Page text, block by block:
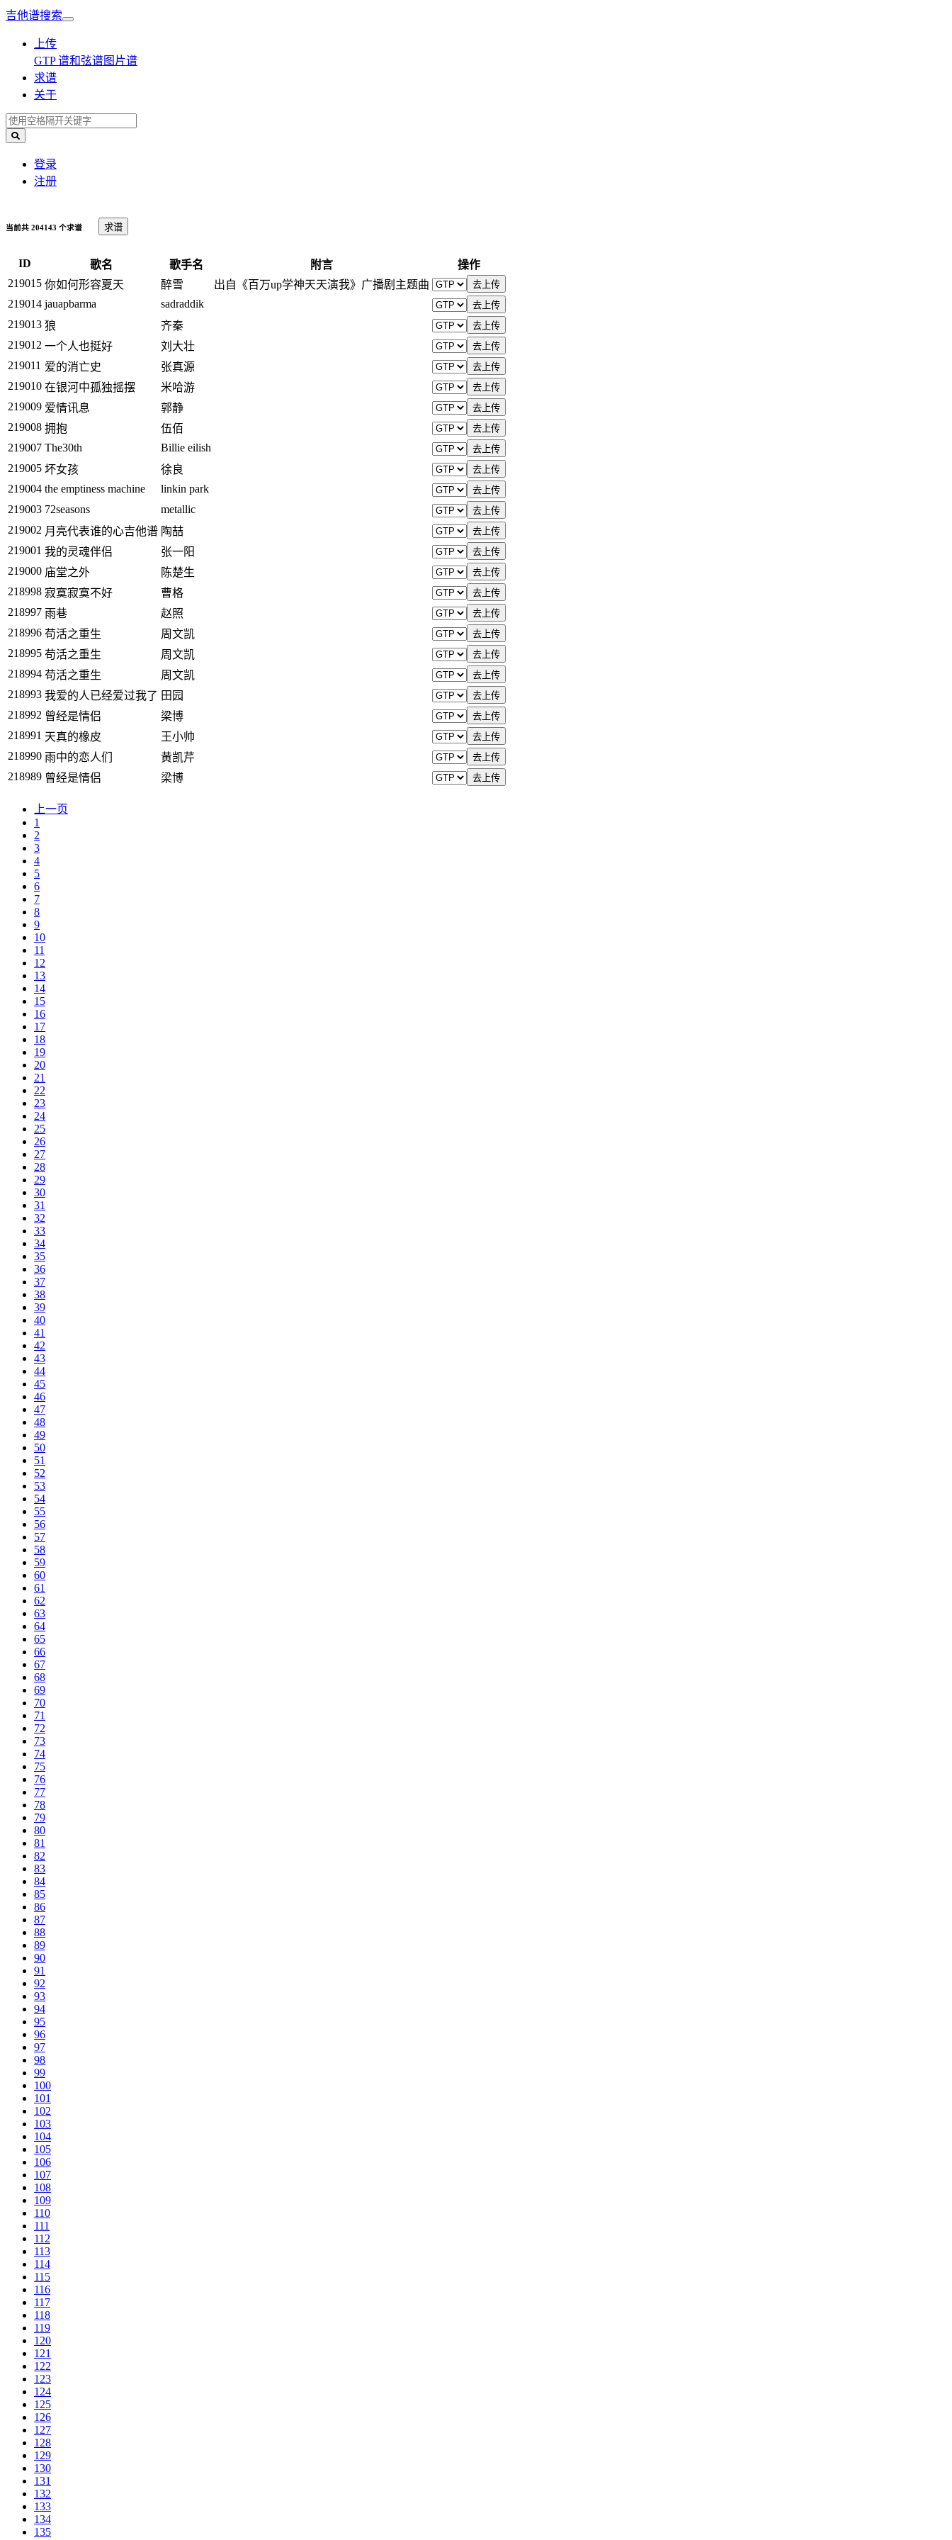
吉他谱搜索
上传
GTP 谱和弦谱图片谱
求谱
关于
登录
注册
当前共 204143 个求谱 求谱
ID 歌名 歌手名 附言
操作
219015 你如何形容夏天 醉雪 出自《百万up学神天天演我》广播剧主题曲 去上传
219014 jauapbarma sadraddik 去上传
219013 狼 齐秦 去上传
219012 一个人也挺好 刘大壮 去上传
219011 爱的消亡史 张真源 去上传
219010 在银河中孤独摇摆 米哈游 去上传
219009 爱情讯息 郭静 去上传
219008 拥抱 伍佰 去上传
219007 The30th Billie eilish 去上传
219005 坏女孩 徐良 去上传
219004 the emptiness machine linkin park 去上传
219003 72seasons metallic 去上传
219002 月亮代表谁的心吉他谱 陶喆 去上传
219001 我的灵魂伴侣 张一阳 去上传
219000 庙堂之外 陈楚生 去上传
218998 寂寞寂寞不好 曹格 去上传
218997 雨巷 赵照 去上传
218996 苟活之重生 周文凯 去上传
218995 苟活之重生 周文凯 去上传
218994 苟活之重生 周文凯 去上传
218993 我爱的人已经爱过我了 田园 去上传
218992 曾经是情侣 梁博 去上传
218991 天真的橡皮 王小帅 去上传
218990 雨中的恋人们 黄凯芹 去上传
218989 曾经是情侣 梁博 去上传
上一页
1
2
3
4
5
6
7
8
9
10
11
12
13
14
15
16
17
18
19
20
21
22
23
24
25
26
27
28
29
30
31
32
33
34
35
36
37
38
39
40
41
42
43
44
45
46
47
48
49
50
51
52
53
54
55
56
57
58
59
60
61
62
63
64
65
66
67
68
69
70
71
72
73
74
75
76
77
78
79
80
81
82
83
84
85
86
87
88
89
90
91
92
93
94
95
96
97
98
99
100
101
102
103
104
105
106
107
108
109
110
111
112
113
114
115
116
117
118
119
120
121
122
123
124
125
126
127
128
129
130
131
132
133
134
135